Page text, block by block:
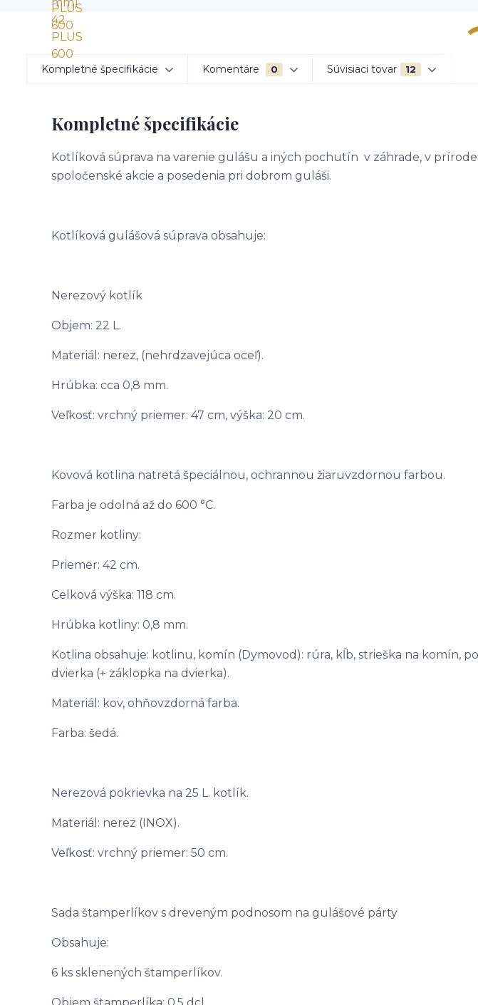
Kompletné špecifikácie Komentáre 0 Súvisiaci tovar 12
Kompletné špecifikácie
Kotlíková súprava na varenie gulášu a iných pochutín v záhrade, v
spoločenské akcie a posedenia pri dobrom guláši.
Kotlíková gulášová súprava obsahuje:
Nerezový kotlík
Objem: 22 L.
Materiál: nerez, (nehrdzavejúca oceľ).
Hrúbka: cca 0,8 mm.
Veľkosť: vrchný priemer: 47 cm, výška: 20 cm.
Kovová kotlina natretá špeciálnou, ochrannou žiaruvzdornou farbou.
Farba je odolná až do 600 °C.
Rozmer kotliny:
Priemer: 42 cm.
Celková výška: 118 cm.
Hrúbka kotliny: 0,8 mm.
Kotlina obsahuje: kotlinu, komín (Dymovod): rúra, kĺb, strieška na komín,
dvierka (+ záklopka na dvierka).
Materiál: kov, ohňovzdorná farba.
Farba: šedá.
Nerezová pokrievka na 25 L. kotlík.
Materiál: nerez (INOX).
Veľkosť: vrchný priemer: 50 cm.
Sada štamperlíkov s dreveným podnosom na gulášové párty
Obsahuje:
6 ks sklenených štamperlíkov.